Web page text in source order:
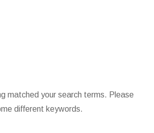
matched your search terms. Please
different keywords.